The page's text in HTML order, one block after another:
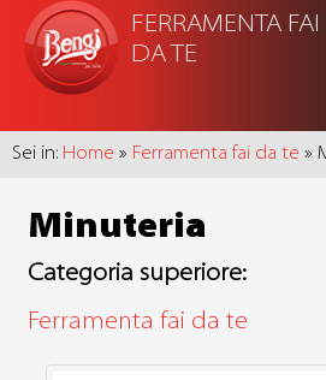
FERRAMENTA FAI
DA TE
Sei in: Home » Ferramenta fai da te »
Minuteria
Categoria superiore:
Ferramenta fai da te